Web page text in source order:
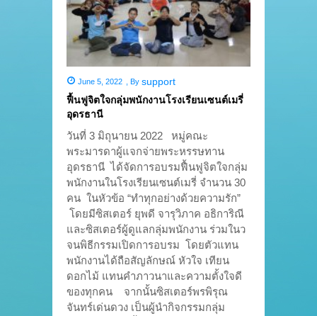
June 5, 2022 By support
ฟื้นฟูจิตใจกลุ่มพนักงานโรงเรียนเซนต์เมรี่
อุดรธานี
วันที่ 3 มิถุนายน 2022 หมู่คณะ
พระมารดาผู้แจกจ่ายพระหรรษทาน
อุดรธานี ได้จัดการอบรมฟื้นฟูจิตใจกลุ่ม
พนักงานในโรงเรียนเซนต์เมรี่ จำนวน 30
คน ในหัวข้อ “ทำทุกอย่างด้วยความรัก”
โดยมีซิสเตอร์ ยุพดี จารุวิภาค อธิการิณี
และซิสเตอร์ผู้ดูแลกลุ่มพนักงาน ร่วมในว
จนพิธีกรรมเปิดการอบรม โดยตัวแทน
พนักงานได้ถือสัญลักษณ์ หัวใจ เทียน
ดอกไม้ แทนคำภาวนาและความตั้งใจดี
ของทุกคน จากนั้นซิสเตอร์พรพิรุณ
จันทร์เด่นดวง เป็นผู้นำกิจกรรมกลุ่ม